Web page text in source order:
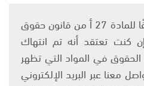
يتم الاستخدام المواد وفقًا للمادة 27 أ من قانون حقوق
والنشر 2007، وإن كنت تعتقد أنه تم انتهاك
في المواد التي تظهر
معنا عبر البريد الإلكتروني